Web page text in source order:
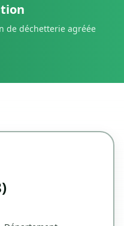
de déchetterie agréée